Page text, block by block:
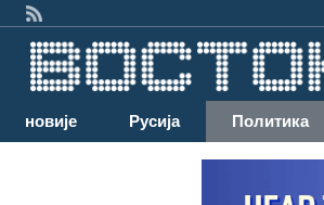
Најновије Русија Политика